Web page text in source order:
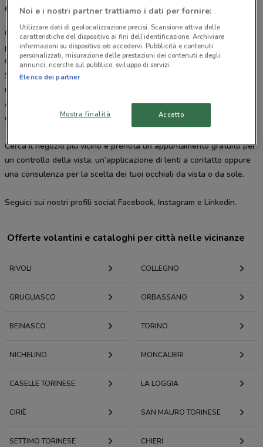
GrandVision by Optissimo, offerte e negozi
GrandVision, retailer internazionale nel settore dell’ottica, è
presente in Italia con oltre 400 negozi ad insegna Avanzi,
Optissimo, GrandVision by Avanzi, GrandVision by Optissimo e
Solaris, per offrirti soluzioni visive di qualità a prezzi accessibili. I
nostri ottici sono lieti di accoglierti in negozio per dedicarti
assistenza nella scelta di occhiali da vista e da sole, lenti a
contatto e accessori.
Cerca il negozio più vicino e prenota un appuntamento gratuito per
un controllo della vista, un’applicazione di lenti a contatto oppure
una consulenza per la scelta dei tuoi occhiali da vista o da sole.
Seguici sui nostri profili social Facebook, Instagram e Linkedin.
Offerte volantini e cataloghi per città nelle vicinanze
RIVOLI COLLEGNO
GRUGLIASCO ORBASSANO
BEINASCO TORINO
NICHELINO MONCALIERI
CASELLE TORINESE LA LOGGIA
CIRIÈ SAN MAURO TORINESE
SETTIMO TORINESE CHIERI
Noi e i nostri partner trattiamo i dati per fornire:
Utilizzare dati di geolocalizzazione precisi. Scansione attiva delle
caratteristiche del dispositivo ai fini dell’identificazione. Archiviare
informazioni su dispositivo e/o accedervi. Pubblicità e contenuti
personalizzati, misurazione delle prestazioni dei contenuti e degli
annunci, ricerche sul pubblico, sviluppo di servizi.
Elenco dei partner
Mostra finalità Accetto